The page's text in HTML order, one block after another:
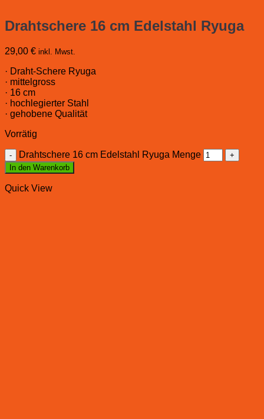
Drahtschere 16 cm Edelstahl Ryuga
29,00 € inkl. Mwst.
· Draht-Schere Ryuga
· mittelgross
· 16 cm
· hochlegierter Stahl
· gehobene Qualität
Vorrätig
Drahtschere 16 cm Edelstahl Ryuga Menge
In den Warenkorb
Quick View